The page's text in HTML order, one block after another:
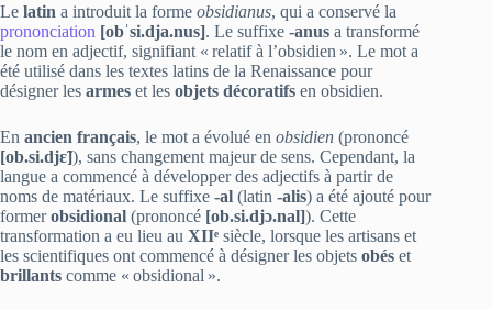
Le latin a introduit la forme obsidianus, qui a conservé la
prononciation [obˈsi.dja.nus]. Le suffixe ‑anus a transformé
le nom en adjectif, signifiant « relatif à l’obsidien ». Le mot a
été utilisé dans les textes latins de la Renaissance pour
désigner les armes et les objets décoratifs en obsidien.
En ancien français, le mot a évolué en obsidien (prononcé
[ob.si.djɛ̃]), sans changement majeur de sens. Cependant, la
langue a commencé à développer des adjectifs à partir de
noms de matériaux. Le suffixe ‑al (latin ‑alis) a été ajouté pour
formerobsidional (prononcé [ob.si.djɔ.nal]). Cette
transformation a eu lieu au XIIᵉ siècle, lorsque les artisans et
les scientifiques ont commencé à désigner les objets obés et
brillants comme « obsidional ».